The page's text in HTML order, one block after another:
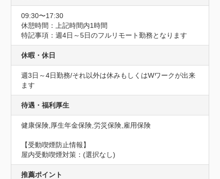
09:30〜17:30
休憩時間：上記時間内1時間
特記事項：週4日～5日のフルリモート勤務となります
休暇・休日
週3日～4日勤務/それ以外は休みもしくはWワークが出来
ます
待遇・福利厚生
健康保険,厚生年金保険,労災保険,雇用保険
【受動喫煙防止情報】
屋内受動喫煙対策：(選択なし)
推薦ポイント